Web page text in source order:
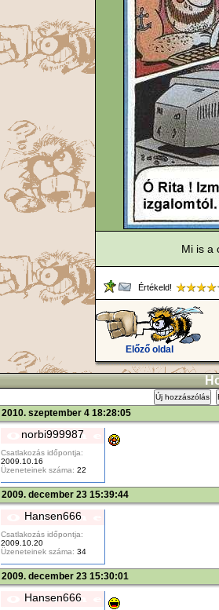
Mi is a
Értékeld!
Előző oldal
Új hozzászólás
2010. szeptember 4 18:28:05
norbi999987
Csatlakozás időpontja:
2009.10.16
Üzeneteinek száma: 22
2009. december 23 15:39:44
Hansen666
Csatlakozás időpontja:
2009.10.20
Üzeneteinek száma: 34
2009. december 23 15:30:01
Hansen666